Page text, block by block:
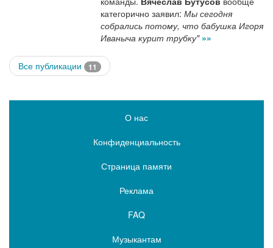
категорично заявил: Мы сегодня
собрались потому, что бабушка Игоря
Иваныча курит трубку" »»
Все публикации 11
О нас
Конфиденциальность
Страница памяти
Реклама
FAQ
Музыкантам